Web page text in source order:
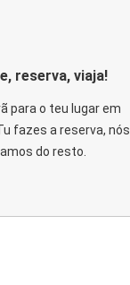
reserva, viaja!
para o teu lugar em
fazes a reserva, nós
do resto.